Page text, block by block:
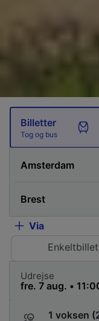
Billetter
Tog og bus
Via
Enkeltbillet
Udrejse
1 voksen